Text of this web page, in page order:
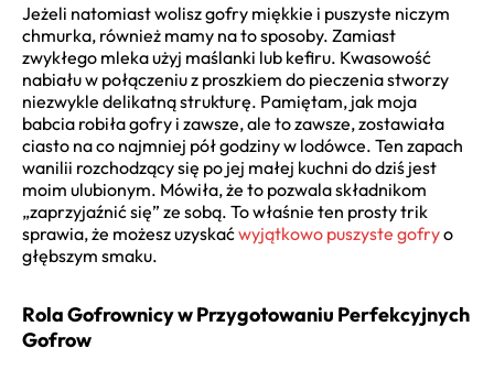
Jeżeli natomiast wolisz gofry miękkie i puszyste niczym
chmurka, również mamy na to sposoby. Zamiast
zwykłego mleka użyj maślanki lub kefiru. Kwasowość
nabiału w połączeniu z proszkiem do pieczenia stworzy
niezwykle delikatną strukturę. Pamiętam, jak moja
babcia robiła gofry i zawsze, ale to zawsze, zostawiała
ciasto na co najmniej pół godziny w lodówce. Ten zapach
wanilii rozchodzący się po jej małej kuchni do dziś jest
moim ulubionym. Mówiła, że to pozwala składnikom
„zaprzyjaźnić się” ze sobą. To właśnie ten prosty trik
sprawia, że możesz uzyskaćwyjątkowo puszyste gofryo
głębszym smaku.
Rola Gofrownicy w Przygotowaniu Perfekcyjnych
Gofrow